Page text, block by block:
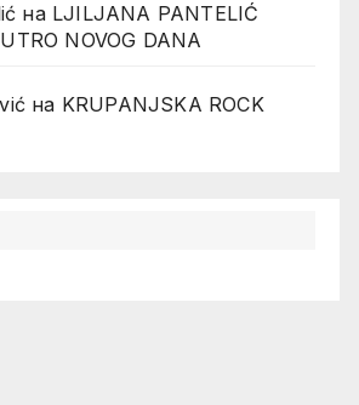
на LJILJANA PANTELIĆ
NOVOG DANA
на KRUPANJSKA ROCK